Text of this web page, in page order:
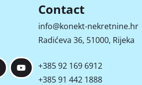
Contact
info@konekt-nekretnine.hr
Radićeva 36, 51000, Rijeka
+385 92 169 6912
+385 91 442 1888